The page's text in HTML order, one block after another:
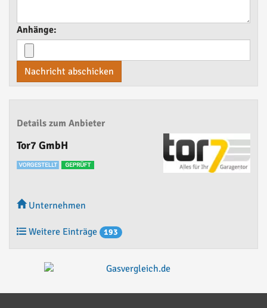
Anhänge:
Nachricht abschicken
Details zum Anbieter
Tor7 GmbH
Unternehmen
Weitere Einträge 193